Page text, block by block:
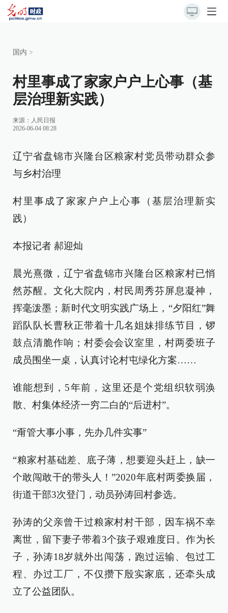
国内 >
村里事成了家家户户上心事（基
层治理新实践）
来源： 人民日报
2026-06-04 08:28
辽宁省盘锦市兴隆台区粮家村党员带动群众参
与乡村治理
村里事成了家家户户上心事（基层治理新实
践）
本报记者 郝迎灿
晨光熹微，辽宁省盘锦市兴隆台区粮家村已悄
然苏醒。文化大院内，村民周秀芬屏息凝神，
挥毫泼墨；新时代文明实践广场上，“夕阳红”舞
蹈队队长曹秋正带着十几名姐妹排练节目，锣
鼓点清脆作响；村委会会议室里，村两委班子
成员围坐一桌，认真讨论村屯绿化方案……
谁能想到，5年前，这里还是个党组织软弱涣
散、村集体经济一穷二白的“后进村”。
“甭管大事小事，先办几件实事”
“粮家村基础差、底子薄，想要迎头赶上，缺一
个敢闯敢干的带头人！”2020年底村两委换届，
街道干部3次登门，动员孙涛回村参选。
孙涛的父亲曾干过粮家村村干部，因车祸不幸
离世，留下妻子带着3个孩子艰难度日。作为长
子，孙涛18岁就外出闯荡，跑过运输、包过工
程、办过工厂，不仅攒下殷实家底，还牵头成
立了公益团队。